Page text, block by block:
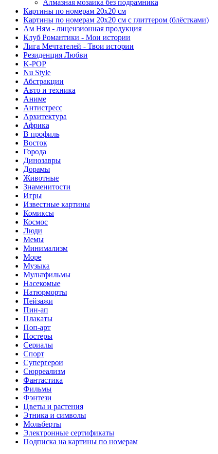
Алмазная мозаика без подрамника
Картины по номерам 20х20 см
Картины по номерам 20х20 см с глиттером (блёстками)
Ам Ням - лицензионная продукция
Клуб Романтики - Мои истории
Лига Мечтателей - Твои истории
Резиденция Любви
K-POP
Nu Style
Абстракции
Авто и техника
Аниме
Антистресс
Архитектура
Африка
В профиль
Восток
Города
Динозавры
Дорамы
Животные
Знаменитости
Игры
Известные картины
Комиксы
Космос
Люди
Мемы
Минимализм
Море
Музыка
Мультфильмы
Насекомые
Натюрморты
Пейзажи
Пин-ап
Плакаты
Поп-арт
Постеры
Сериалы
Спорт
Супергерои
Сюрреализм
Фантастика
Фильмы
Фэнтези
Цветы и растения
Этника и символы
Мольберты
Электронные сертификаты
Подписка на картины по номерам